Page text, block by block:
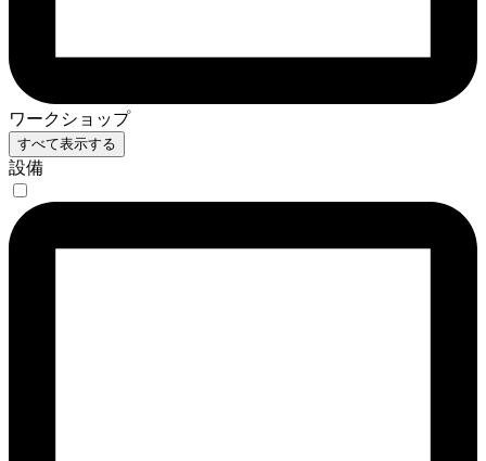
ワークショップ
すべて表示する
設備